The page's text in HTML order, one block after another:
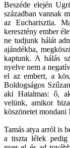
Beszéde elején
században vannak
az Eucharisztia.
keresztény ember
ne tudjunk hálát
ajándékba,
kaptunk. A hálás
nyelve nem a
el az embert, a
Boldogságos
aki Hatalmas: ő,
velünk, amikor
köszönetet
Tamás atya arról is
a tiszta lélek pedig